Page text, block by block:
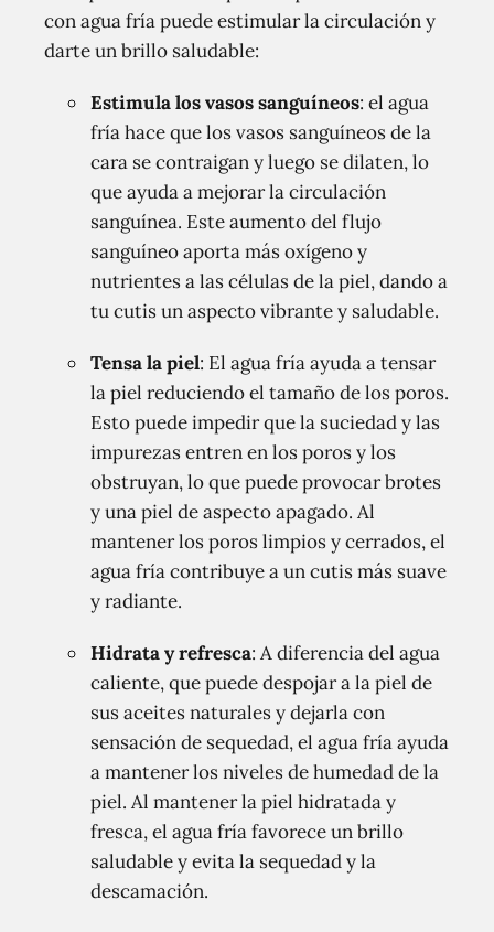
con agua fría puede estimular la circulación y
darte un brillo saludable:
Estimula los vasos sanguíneos: el agua
fría hace que los vasos sanguíneos de la
cara se contraigan y luego se dilaten, lo
que ayuda a mejorar la circulación
sanguínea. Este aumento del flujo
sanguíneo aporta más oxígeno y
nutrientes a las células de la piel, dando a
tu cutis un aspecto vibrante y saludable.
Tensa la piel: El agua fría ayuda a tensar
la piel reduciendo el tamaño de los poros.
Esto puede impedir que la suciedad y las
impurezas entren en los poros y los
obstruyan, lo que puede provocar brotes
y una piel de aspecto apagado. Al
mantener los poros limpios y cerrados, el
agua fría contribuye a un cutis más suave
y radiante.
Hidrata y refresca: A diferencia del agua
caliente, que puede despojar a la piel de
sus aceites naturales y dejarla con
sensación de sequedad, el agua fría ayuda
a mantener los niveles de humedad de la
piel. Al mantener la piel hidratada y
fresca, el agua fría favorece un brillo
saludable y evita la sequedad y la
descamación.